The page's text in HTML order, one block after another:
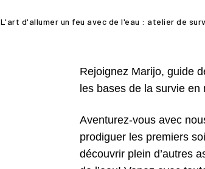
L'art d'allumer un feu avec de l'eau : atelier de
Rejoignez Marijo, guide
les bases de la survie en
Aventurez-vous avec
prodiguer les premiers
découvrir plein d’autres